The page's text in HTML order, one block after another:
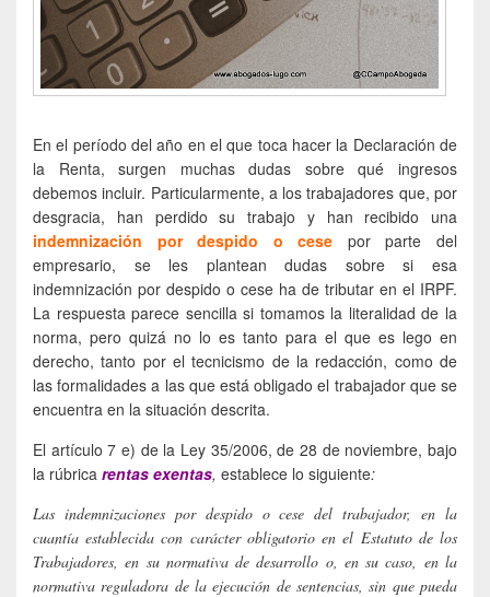
En el período del año en el que toca hacer la Declaración de
la Renta, surgen muchas dudas sobre qué ingresos
debemos incluir. Particularmente, a los trabajadores que, por
desgracia, han perdido su trabajo y han recibido una
indemnización por despido o cese
por parte del
empresario, se les plantean dudas sobre si esa
indemnización por despido o cese ha de tributar en el IRPF.
La respuesta parece sencilla si tomamos la literalidad de la
norma, pero quizá no lo es tanto para el que es lego en
derecho, tanto por el tecnicismo de la redacción, como de
las formalidades a las que está obligado el trabajador que se
encuentra en la situación descrita.
El artículo 7 e) de la Ley 35/2006, de 28 de noviembre, bajo
la rúbrica rentas exentas, establece lo siguiente:
Las indemnizaciones por despido o cese del trabajador, en la
cuantía establecida con carácter obligatorio en el Estatuto de los
Trabajadores, en su normativa de desarrollo o, en su caso, en la
normativa reguladora de la ejecución de sentencias, sin que pueda